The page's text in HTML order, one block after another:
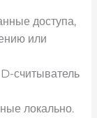
доступа,
или
считыватель
локально.